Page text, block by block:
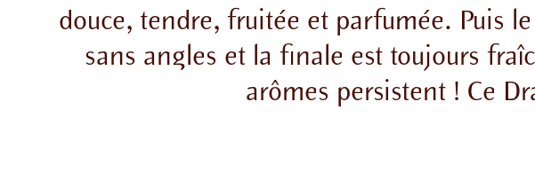
douce, tendre, fruitée et parfumée. Puis
sans angles et la finale est toujours
arômes persistent ! Ce